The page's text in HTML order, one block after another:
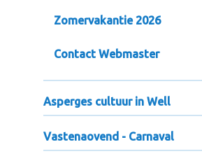
Zomervakantie 2026
Contact Webmaster
Asperges cultuur in Well
Vastenaovend - Carnaval